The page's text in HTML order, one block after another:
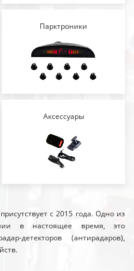
Парктроники
Аксессуары
с 2015 года. Одно из
в настоящее время, это
детекторов (антирадаров),